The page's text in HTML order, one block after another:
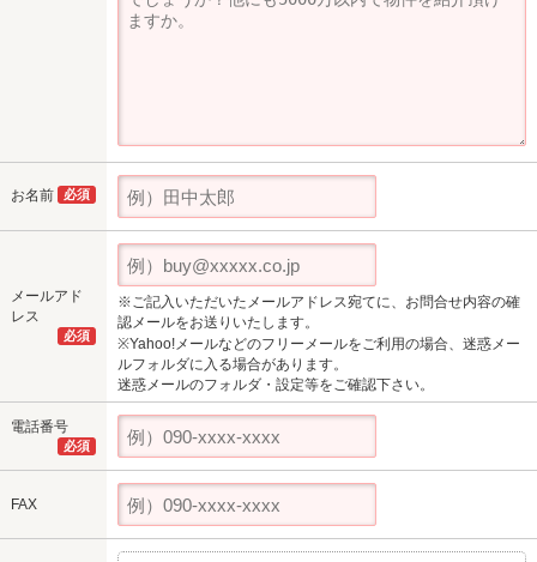
お名前 必須
メールアド
レス
必須
※ご記入いただいたメールアドレス宛てに、お問合せ内容の確
認メールをお送りいたします。
※Yahoo!メールなどのフリーメールをご利用の場合、迷惑メー
ルフォルダに入る場合があります。
迷惑メールのフォルダ・設定等をご確認下さい。
電話番号
必須
FAX